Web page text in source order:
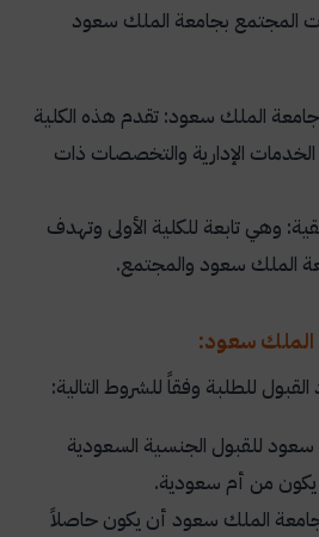
المجتمع بجامعة الملك سعود
الملك سعود: تقدم هذه الكلية
الإدارية والتخصصات ذات
وهي تابعة للكلية الأولى وتهدف
الملك سعود والمجتمع.
الملك سعود:
للطلبة وفقاً للشروط التالية:
للقبول الجنسية السعودية
يكون من أم سعودية.
الملك سعود أن يكون حاصلاً